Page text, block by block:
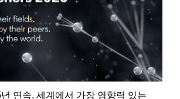
연속, 세계에서 가장 영향력 있는